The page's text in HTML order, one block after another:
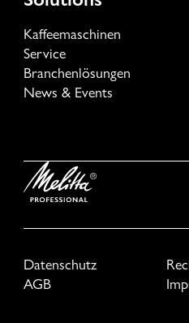
Kaffeemaschinen
Service
Branchenlösungen
News & Events
Datenschutz
AGB